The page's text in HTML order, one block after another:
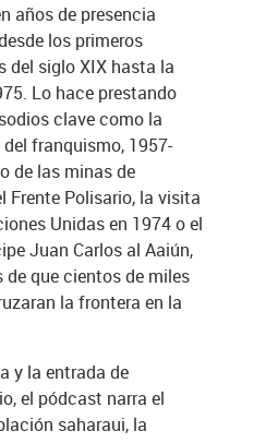
años de presencia
los primeros
del siglo XIX hasta la
Lo hace prestando
clave como la
franquismo, 1957-
de las minas de
Polisario, la visita
Unidas en 1974 o el
Juan Carlos al Aaiún,
que cientos de miles
la frontera en la
y la entrada de
el pódcast narra el
saharaui, la